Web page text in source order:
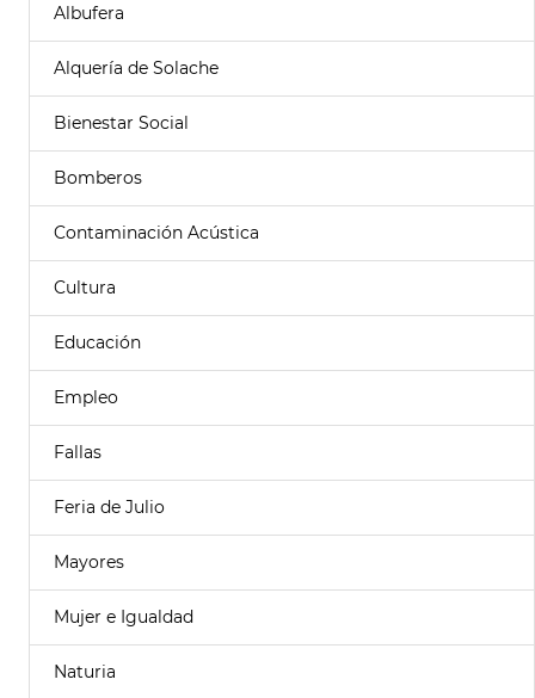
Albufera
Alquería de Solache
Bienestar Social
Bomberos
Contaminación Acústica
Cultura
Educación
Empleo
Fallas
Feria de Julio
Mayores
Mujer e Igualdad
Naturia